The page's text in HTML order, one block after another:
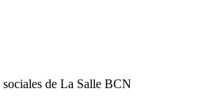
sociales de La Salle BCN